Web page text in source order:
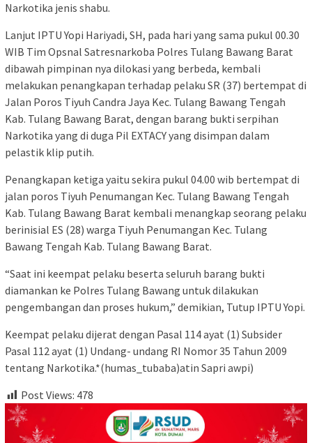
Narkotika jenis shabu.
Lanjut IPTU Yopi Hariyadi, SH, pada hari yang sama pukul 00.30
WIB Tim Opsnal Satresnarkoba Polres Tulang Bawang Barat
dibawah pimpinan nya dilokasi yang berbeda, kembali
melakukan penangkapan terhadap pelaku SR (37) bertempat di
Jalan Poros Tiyuh Candra Jaya Kec. Tulang Bawang Tengah
Kab. Tulang Bawang Barat, dengan barang bukti serpihan
Narkotika yang di duga Pil EXTACY yang disimpan dalam
pelastik klip putih.
Penangkapan ketiga yaitu sekira pukul 04.00 wib bertempat di
jalan poros Tiyuh Penumangan Kec. Tulang Bawang Tengah
Kab. Tulang Bawang Barat kembali menangkap seorang pelaku
berinisial ES (28) warga Tiyuh Penumangan Kec. Tulang
Bawang Tengah Kab. Tulang Bawang Barat.
“Saat ini keempat pelaku beserta seluruh barang bukti
diamankan ke Polres Tulang Bawang untuk dilakukan
pengembangan dan proses hukum,” demikian, Tutup IPTU Yopi.
Keempat pelaku dijerat dengan Pasal 114 ayat (1) Subsider
Pasal 112 ayat (1) Undang- undang RI Nomor 35 Tahun 2009
tentang Narkotika.*(humas_tubaba)atin Sapri awpi)
Post Views: 478